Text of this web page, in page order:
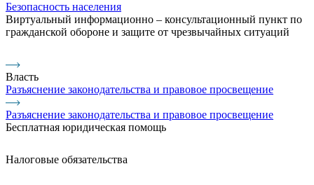
Безопасность населения
Виртуальный информационно – консультационный пункт по
гражданской обороне и защите от чрезвычайных ситуаций
Власть
Разъяснение законодательства и правовое просвещение
Разъяснение законодательства и правовое просвещение
Бесплатная юридическая помощь
Налоговые обязательства